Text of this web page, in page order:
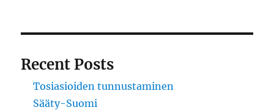
Recent Posts
Tosiasioiden tunnustaminen
Sääty-Suomi